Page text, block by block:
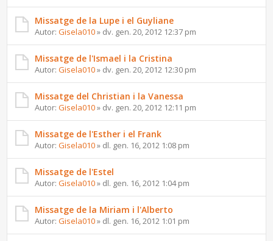
Missatge de la Lupe i el Guyliane
Autor:Gisela010» dv. gen. 20, 2012 12:37 pm
Missatge de l'Ismael i la Cristina
Autor:Gisela010» dv. gen. 20, 2012 12:30 pm
Missatge del Christian i la Vanessa
Autor:Gisela010» dv. gen. 20, 2012 12:11 pm
Missatge de l'Esther i el Frank
Autor:Gisela010» dl. gen. 16, 2012 1:08 pm
Missatge de l'Estel
Autor:Gisela010» dl. gen. 16, 2012 1:04 pm
Missatge de la Miriam i l'Alberto
Autor:Gisela010» dl. gen. 16, 2012 1:01 pm